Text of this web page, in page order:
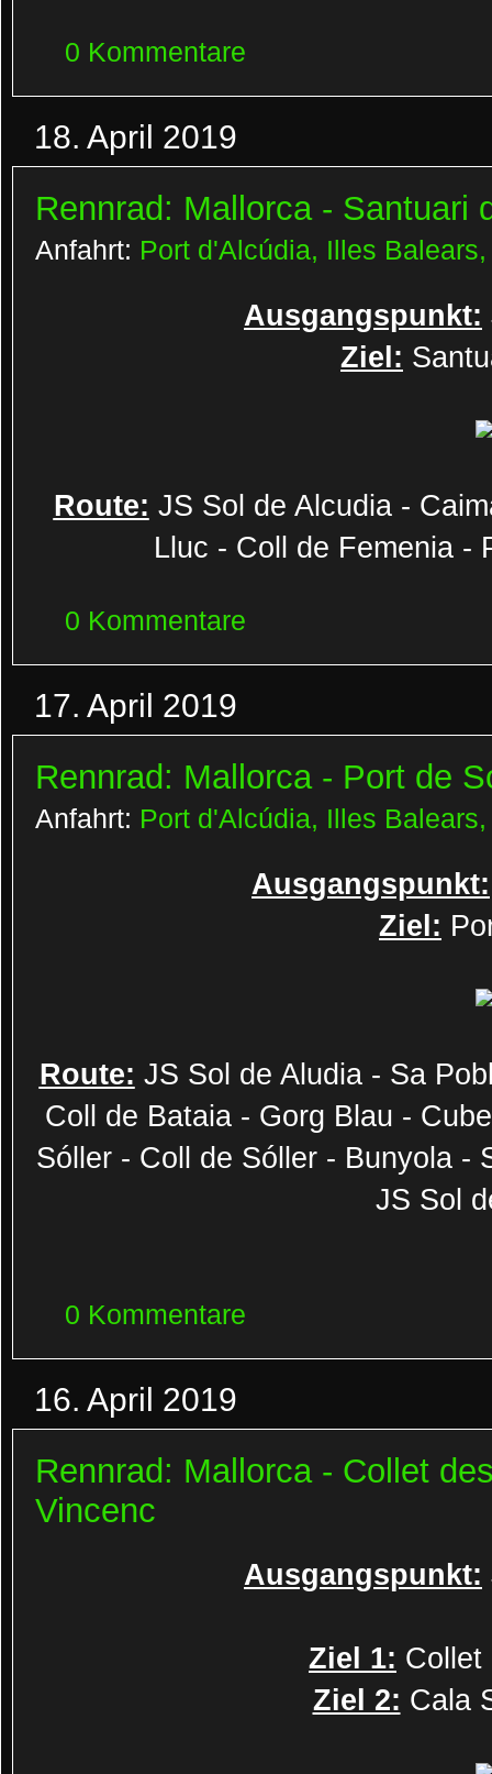
0 Kommentare
18. April 2019
Rennrad: Mallorca - Santuari
Anfahrt: Port d'Alcúdia, Illes
Ausgangspunkt:
Ziel:
Route: JS Sol de Alcudia -
Lluc - Coll de Femenia -
0 Kommentare
17. April 2019
Rennrad: Mallorca - Port de
Anfahrt: Port d'Alcúdia, Illes
Ausgangspunkt:
Ziel:
Route: JS Sol de Aludia - Sa
Coll de Bataia - Gorg Blau -
Sóller - Coll de Sóller - Bunyola -
JS Sol
0 Kommentare
16. April 2019
Rennrad: Mallorca - Collet
Vincenc
Ausgangspunkt:
Ziel 1: Collet
Ziel 2: Cala